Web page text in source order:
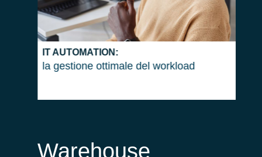
IT AUTOMATION:
la gestione ottimale del workload
Warehouse